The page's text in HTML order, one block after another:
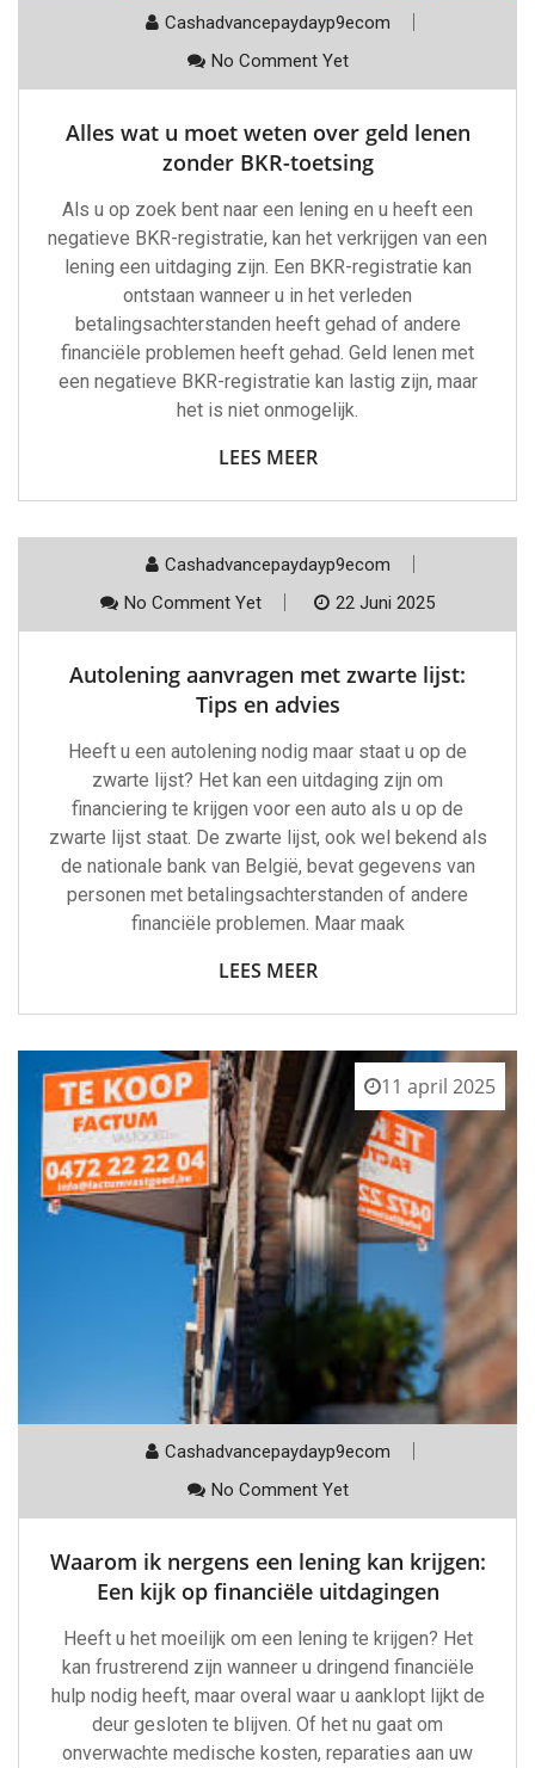
Cashadvancepaydayp9ecom
No Comment Yet
Alles wat u moet weten over geld lenen
zonder BKR-toetsing
Als u op zoek bent naar een lening en u heeft een
negatieve BKR-registratie, kan het verkrijgen van een
lening een uitdaging zijn. Een BKR-registratie kan
ontstaan wanneer u in het verleden
betalingsachterstanden heeft gehad of andere
financiële problemen heeft gehad. Geld lenen met
een negatieve BKR-registratie kan lastig zijn, maar
het is niet onmogelijk.
LEES MEER
Cashadvancepaydayp9ecom
No Comment Yet
22 Juni 2025
Autolening aanvragen met zwarte lijst:
Tips en advies
Heeft u een autolening nodig maar staat u op de
zwarte lijst? Het kan een uitdaging zijn om
financiering te krijgen voor een auto als u op de
zwarte lijst staat. De zwarte lijst, ook wel bekend als
de nationale bank van België, bevat gegevens van
personen met betalingsachterstanden of andere
financiële problemen. Maar maak
LEES MEER
11 april 2025
Cashadvancepaydayp9ecom
No Comment Yet
Waarom ik nergens een lening kan krijgen:
Een kijk op financiële uitdagingen
Heeft u het moeilijk om een lening te krijgen? Het
kan frustrerend zijn wanneer u dringend financiële
hulp nodig heeft, maar overal waar u aanklopt lijkt de
deur gesloten te blijven. Of het nu gaat om
onverwachte medische kosten, reparaties aan uw